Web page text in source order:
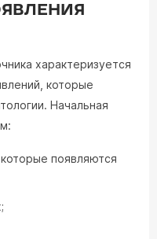
характеризуется
которые
Начальная
появляются